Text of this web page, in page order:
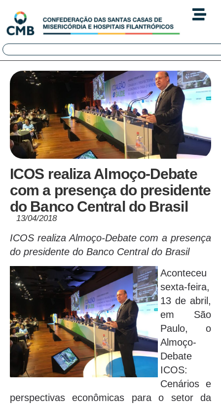
ICOS realiza Almoço-Debate
com a presença do presidente
do Banco Central do Brasil
13/04/2018
ICOS realiza Almoço-Debate com a presença
do presidente do Banco Central do Brasil
Aconteceu
sexta-feira,
13 de abril,
em São
Paulo, o
Almoço-
Debate
ICOS:
Cenários e
perspectivas econômicas para o setor da